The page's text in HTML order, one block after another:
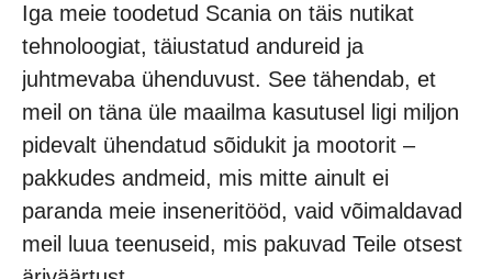
Iga meie toodetud Scania on täis nutikat
tehnoloogiat, täiustatud andureid ja
juhtmevaba ühenduvust. See tähendab, et
meil on täna üle maailma kasutusel ligi miljon
pidevalt ühendatud sõidukit ja mootorit –
pakkudes andmeid, mis mitte ainult ei
paranda meie inseneritööd, vaid võimaldavad
meil luua teenuseid, mis pakuvad Teile otsest